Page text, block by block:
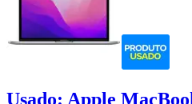
Usado: Apple